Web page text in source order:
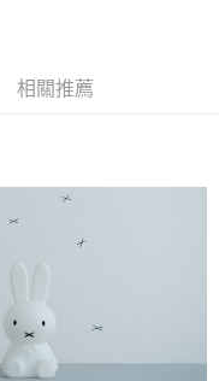
下簡稱本公司）所提供，讓
大進項蒐集、處理及利用，
、核對及更正。
oppay.tw/userRule
交易完成。
，請聯繫「AFTEE先享後付
support/home
先享後付」服務完成之交
將交易相關給付款項請求債
相關推薦